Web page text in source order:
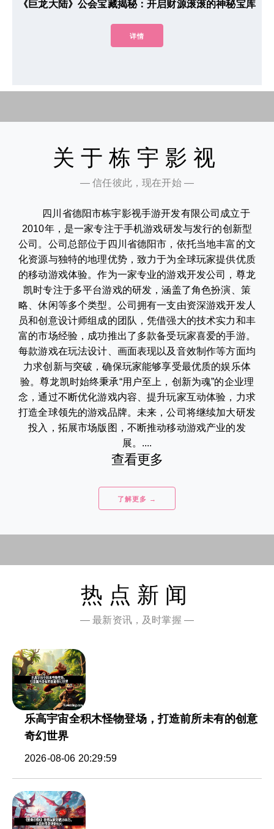
《巨龙大陆》公会宝藏揭秘：开启财源滚滚的神秘宝库
详情
关于栋宇影视
— 信任彼此，现在开始 —
四川省德阳市栋宇影视手游开发有限公司成立于
2010年，是一家专注于手机游戏研发与发行的创新型
公司。公司总部位于四川省德阳市，依托当地丰富的文
化资源与独特的地理优势，致力于为全球玩家提供优质
的移动游戏体验。作为一家专业的游戏开发公司，尊龙
凯时专注于多平台游戏的研发，涵盖了角色扮演、策
略、休闲等多个类型。公司拥有一支由资深游戏开发人
员和创意设计师组成的团队，凭借强大的技术实力和丰
富的市场经验，成功推出了多款备受玩家喜爱的手游。
每款游戏在玩法设计、画面表现以及音效制作等方面均
力求创新与突破，确保玩家能够享受最优质的娱乐体
验。尊龙凯时始终秉承“用户至上，创新为魂”的企业理
念，通过不断优化游戏内容、提升玩家互动体验，力求
打造全球领先的游戏品牌。未来，公司将继续加大研发
投入，拓展市场版图，不断推动移动游戏产业的发
展。....
查看更多
了解更多 →
热点新闻
— 最新资讯，及时掌握 —
乐高宇宙全积木怪物登场，打造前所未有的创意
奇幻世界
2026-08-06 20:29:59